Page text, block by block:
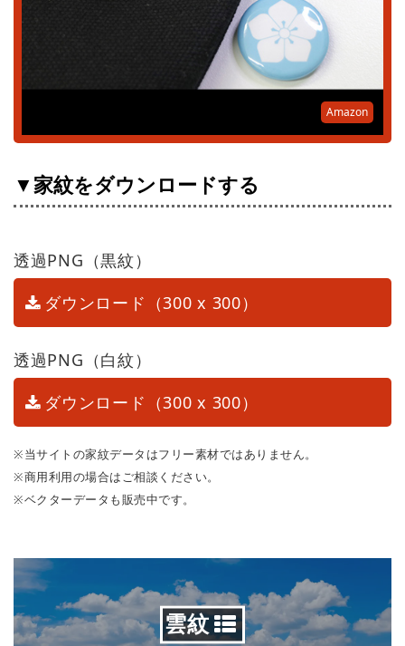
Amazon
▼家紋をダウンロードする
透過PNG（黒紋）
ダウンロード（300 x 300）
透過PNG（白紋）
ダウンロード（300 x 300）
※当サイトの家紋データはフリー素材ではありません。
※商用利用の場合はご相談ください。
※ベクターデータも販売中です。
雲紋